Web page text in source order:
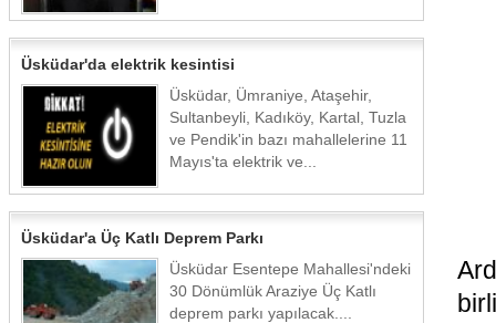
Üsküdar'da elektrik kesintisi
Üsküdar, Ümraniye, Ataşehir,
Sultanbeyli, Kadıköy, Kartal, Tuzla
ve Pendik'in bazı mahallelerine 11
Mayıs'ta elektrik ve...
Üsküdar'a Üç Katlı Deprem Parkı
Üsküdar Esentepe Mahallesi'ndeki
30 Dönümlük Araziye Üç Katlı
deprem parkı yapılacak....